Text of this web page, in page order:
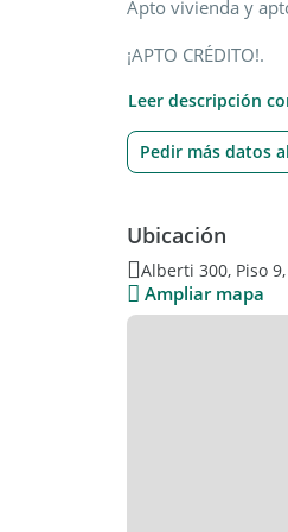
Apto vivienda y
¡APTO CRÉDITO!.
Las unidades
- Aire
- Griferías F/V.
- Cómodo Living
Leer descripción
Pedir más datos
Ubicación
Alberti 300, Piso
Ampliar mapa